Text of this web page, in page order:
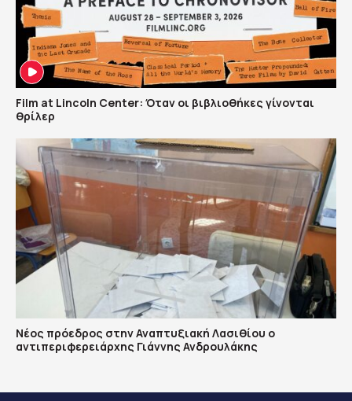
Film at Lincoln Center: Όταν οι βιβλιοθήκες γίνονται
θρίλερ
Νέος πρόεδρος στην Αναπτυξιακή Λασιθίου ο
αντιπεριφερειάρχης Γιάννης Ανδρουλάκης